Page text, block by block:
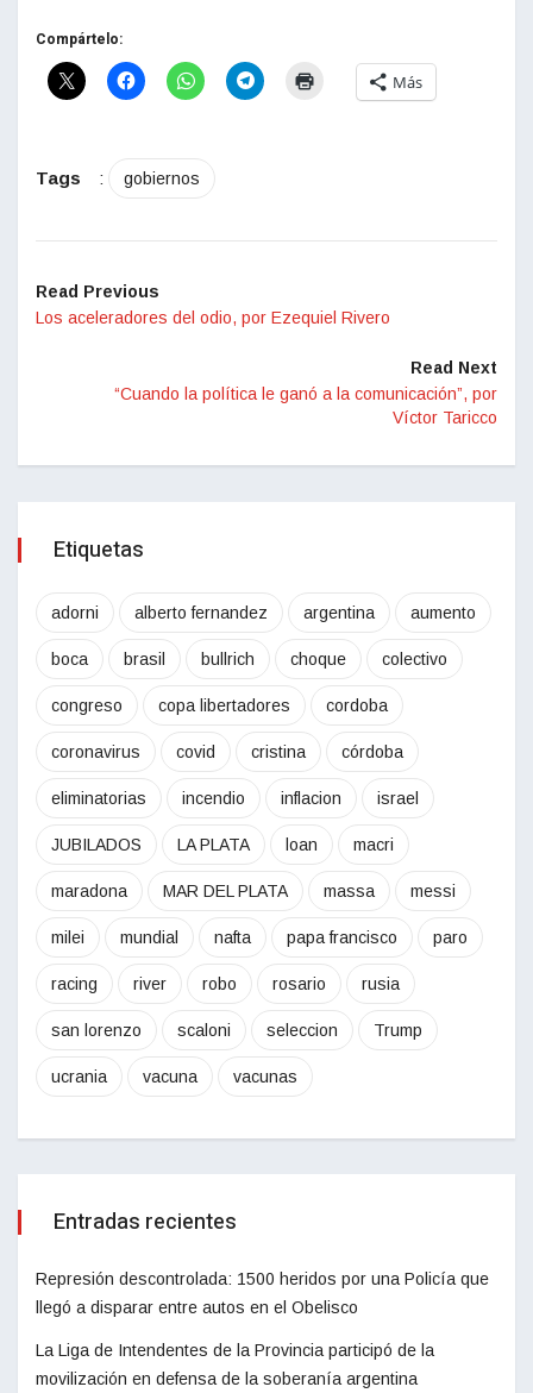
Compártelo:
Más
Tags : gobiernos
Read Previous
Los aceleradores del odio, por Ezequiel Rivero
Read Next
“Cuando la política le ganó a la comunicación”, por
Víctor Taricco
Etiquetas
adorni alberto fernandez argentina aumento
boca brasil bullrich choque colectivo
congreso copa libertadores cordoba
coronavirus covid cristina córdoba
eliminatorias incendio inflacion israel
JUBILADOS LA PLATA loan macri
maradona MAR DEL PLATA massa messi
milei mundial nafta papa francisco paro
racing river robo rosario rusia
san lorenzo scaloni seleccion Trump
ucrania vacuna vacunas
Entradas recientes
Represión descontrolada: 1500 heridos por una Policía que
llegó a disparar entre autos en el Obelisco
La Liga de Intendentes de la Provincia participó de la
movilización en defensa de la soberanía argentina